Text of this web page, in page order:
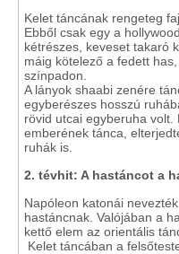
Kelet táncának rengeteg
Ebből csak egy a
kétrészes, keveset takaró
máig kötelező a fedett
színpadon.
A lányok shaabi zenére
egyberészes hosszú
rövid utcai egyberuha volt.
emberének tánca,
ruhák is.
2. tévhit: A hastáncot a
Napóleon katonái
hastáncnak. Valójában a
kettő elem az orientális
Kelet táncában a